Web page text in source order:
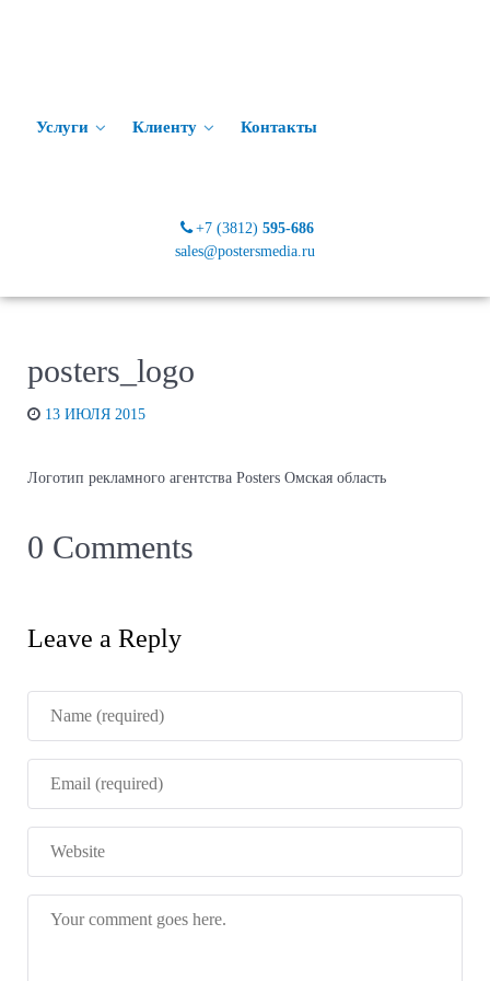
Услуги Клиенту Контакты
+7 (3812)595-686
sales@postersmedia.ru
posters_logo
13 ИЮЛЯ 2015
Логотип рекламного агентства Posters Омская область
0 Comments
Leave a Reply